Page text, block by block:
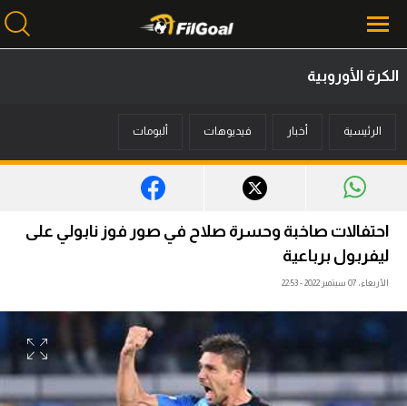
أخبار
ميركاتو
فانتازي في الجول
عدسات
الكرة الأوروبية
الرئيسية أخبار فيديوهات ألبومات
احتفالات صاخبة وحسرة صلاح في صور فوز نابولي على
ليفربول برباعية
الأربعاء، 07 سبتمبر 2022 - 22:53